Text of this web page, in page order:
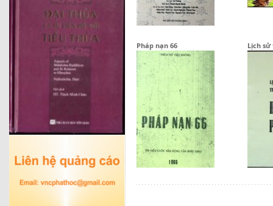
Pháp nạn 66 Lịch